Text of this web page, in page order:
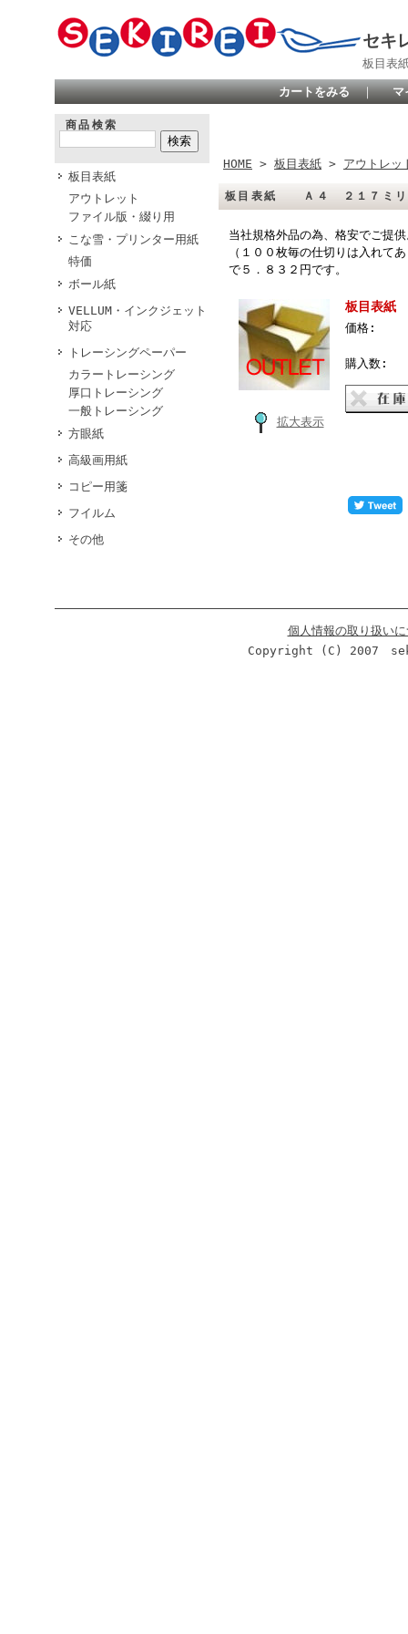
セキ
板目表
カートをみる ｜ マ
商品検索
板目表紙
アウトレット
ファイル版・綴り用
こな雪・プリンター用紙
特価
ボール紙
VELLUM・インクジェット
対応
トレーシングペーパー
カラートレーシング
厚口トレーシング
一般トレーシング
方眼紙
高級画用紙
コピー用箋
フイルム
その他
HOME > 板目表紙 > アウトレッ
板目表紙 Ａ４ ２１７ミ
当社規格外品の為、格安でご提
（１００枚毎の仕切りは入れ
で５．８３２円です。
拡大表示
板目表
価格:
購入数:
個人情報の取り扱い
Copyright (C) 2007